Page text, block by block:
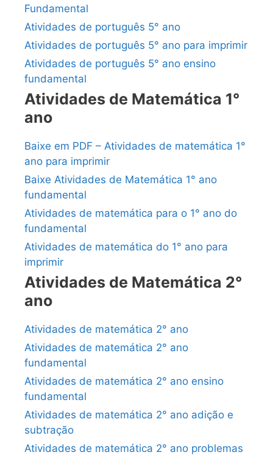
Fundamental
Atividades de português 5° ano
Atividades de português 5° ano para imprimir
Atividades de português 5° ano ensino
fundamental
Atividades de Matemática 1°
ano
Baixe em PDF – Atividades de matemática 1°
ano para imprimir
Baixe Atividades de Matemática 1° ano
fundamental
Atividades de matemática para o 1° ano do
fundamental
Atividades de matemática do 1° ano para
imprimir
Atividades de Matemática 2°
ano
Atividades de matemática 2° ano
Atividades de matemática 2° ano
fundamental
Atividades de matemática 2° ano ensino
fundamental
Atividades de matemática 2° ano adição e
subtração
Atividades de matemática 2° ano problemas